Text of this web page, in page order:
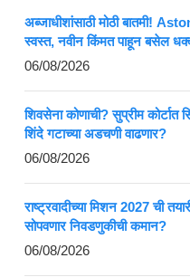
अब्जाधीशांसाठी मोठी बातमी!
स्वस्त, नवीन किंमत पाहून बसेल
06/08/2026
शिवसेना कोणाची? सुप्रीम कोर्टात
शिंदे गटाच्या अडचणी वाढणार?
06/08/2026
राष्ट्रवादीच्या मिशन 2027 ची
सोपवणार निवडणुकीची कमान?
06/08/2026